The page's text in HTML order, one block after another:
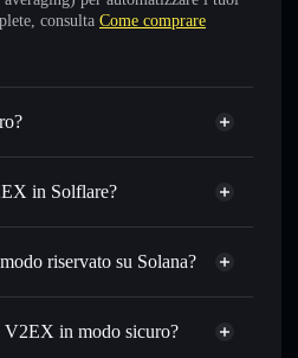
consulta Come comprare
in Solflare?
— scambia V2EX in SOL,
dell’ordine
— automatizza i tuoi trade al
riservato su Solana?
Aggregatore di privacy
V2EX in modo sicuro?